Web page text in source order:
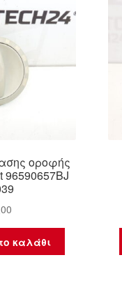
οροφής
96590657BJ
καλάθι